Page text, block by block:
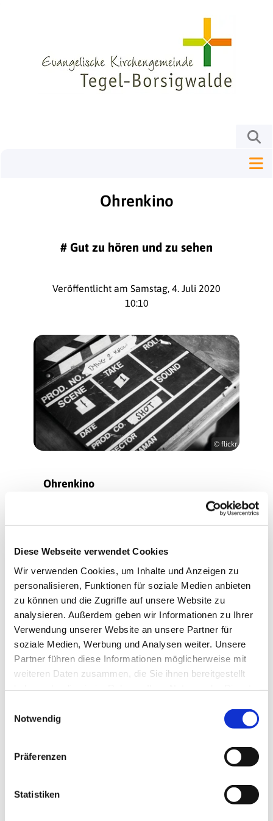
Diese Webseite verwendet Cookies
Wir verwenden Cookies, um Inhalte und Anzeigen zu
personalisieren, Funktionen für soziale Medien anbieten
zu können und die Zugriffe auf unsere Website zu
analysieren. Außerdem geben wir Informationen zu Ihrer
Verwendung unserer Website an unsere Partner für
soziale Medien, Werbung und Analysen weiter. Unsere
Partner führen diese Informationen möglicherweise mit
weiteren Daten zusammen, die Sie ihnen bereitgestellt
Notwendig
Präferenzen
Statistiken
Ohrenkino
# Gut zu hören und zu sehen
Veröffentlicht am Samstag, 4. Juli 2020
10:10
© flickr
Ohrenkino
Toccatina von Jean-Baptiste Maillochaud
Kantorin Heidemarie Fritz spielt für Sie die
und denkt dazu »Dieses vitale kleine Stück,
in der Tradition der französischen
Orgelmusik komponiert, erzeugt in mir
Bilder. Ich sehe Stummfilm-Szenen, in
denen es trotz rasanter Verfolgungsjagden
für die sympathischen Protagonisten gut
ausgehen wird...«
Viel Spaß beim Ohrenkino!